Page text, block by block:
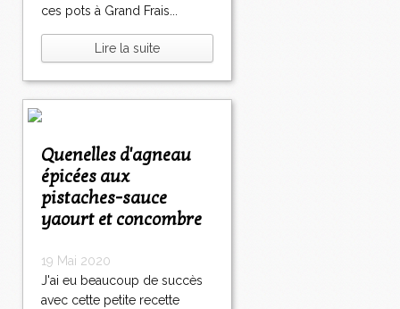
ces pots à Grand Frais...
Lire la suite
Quenelles d'agneau
épicées aux
pistaches-sauce
yaourt et concombre
19 Mai 2020
J'ai eu beaucoup de succès
avec cette petite recette